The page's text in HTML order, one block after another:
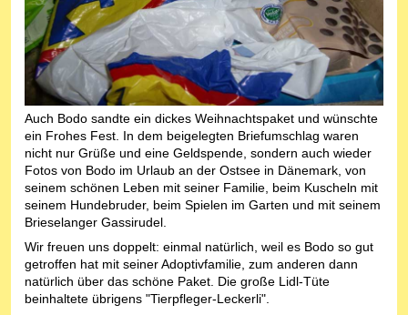
Auch Bodo sandte ein dickes Weihnachtspaket und wünschte
ein Frohes Fest. In dem beigelegten Briefumschlag waren
nicht nur Grüße und eine Geldspende, sondern auch wieder
Fotos von Bodo im Urlaub an der Ostsee in Dänemark, von
seinem schönen Leben mit seiner Familie, beim Kuscheln mit
seinem Hundebruder, beim Spielen im Garten und mit seinem
Brieselanger Gassirudel.
Wir freuen uns doppelt: einmal natürlich, weil es Bodo so gut
getroffen hat mit seiner Adoptivfamilie, zum anderen dann
natürlich über das schöne Paket. Die große Lidl-Tüte
beinhaltete übrigens "Tierpfleger-Leckerli".